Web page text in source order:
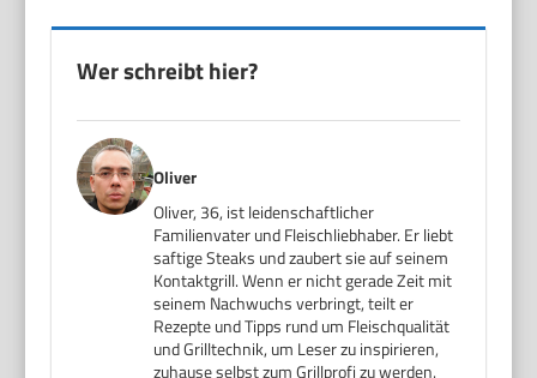
Wer schreibt hier?
Oliver
Oliver, 36, ist leidenschaftlicher
Familienvater und Fleischliebhaber. Er liebt
saftige Steaks und zaubert sie auf seinem
Kontaktgrill. Wenn er nicht gerade Zeit mit
seinem Nachwuchs verbringt, teilt er
Rezepte und Tipps rund um Fleischqualität
und Grilltechnik, um Leser zu inspirieren,
zuhause selbst zum Grillprofi zu werden.